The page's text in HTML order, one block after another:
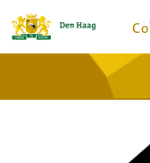
Bronnen en